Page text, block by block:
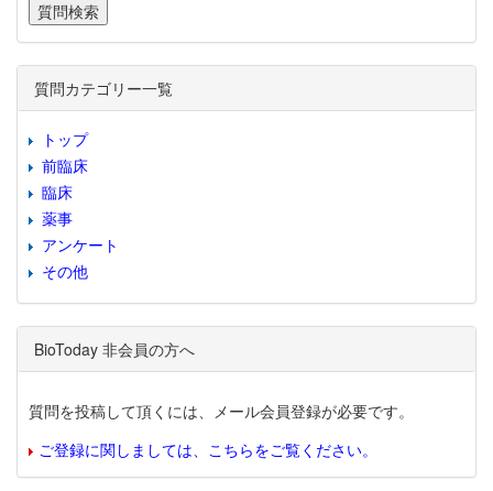
質問カテゴリー一覧
トップ
前臨床
臨床
薬事
アンケート
その他
BioToday 非会員の方へ
質問を投稿して頂くには、メール会員登録が必要です。
ご登録に関しましては、こちらをご覧ください。